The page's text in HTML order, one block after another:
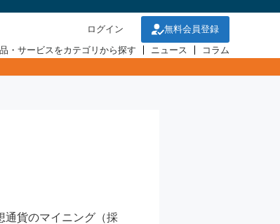
ログイン
無料会員登録
・サービスをカテゴリから探す
ニュース コラム
通貨のマイニング（採